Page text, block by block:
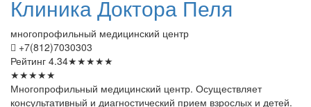
КлиникаДоктора Пеля
многопрофильный медицинский центр
+7(812)7030303
Рейтинг 4.34★★★★★
★★★★★
Многопрофильный медицинский центр. Осуществляет
консультативный и диагностический прием взрослых и детей.